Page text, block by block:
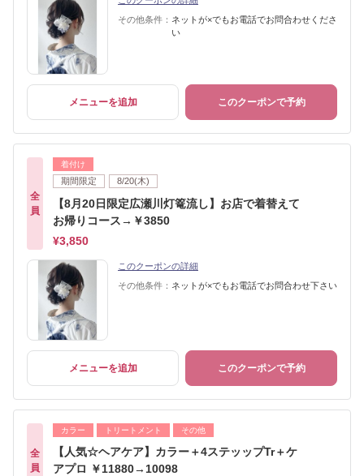
その他条件： ネットが×でもお電話でお問合わせくださ
い
メニューを追加 このクーポンで予約
全
員
着付け
期間限定 8/20(木)
【8月20日限定広瀬川灯篭流し】お店で着替えて
お帰りコース→￥3850
¥3,850
このクーポンの詳細
その他条件： ネットが×でもお電話でお問合わせ下さい
メニューを追加 このクーポンで予約
全
員
カラー トリートメント その他
【人気☆ヘアケア】カラー＋4ステッップTr＋ケ
アプロ ￥11880→10098